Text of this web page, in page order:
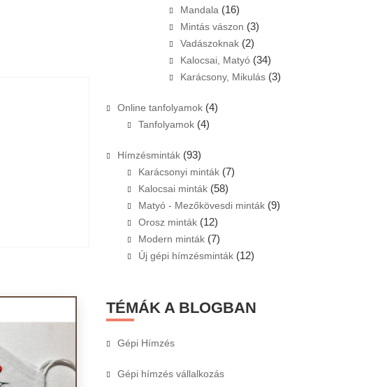
Mandala (16)
Mintás vászon (3)
Vadászoknak (2)
Kalocsai, Matyó (34)
Karácsony, Mikulás (3)
Online tanfolyamok (4)
Tanfolyamok (4)
Hímzésminták (93)
Karácsonyi minták (7)
Kalocsai minták (58)
Matyó - Mezőkövesdi minták (9)
Orosz minták (12)
Modern minták (7)
Új gépi hímzésminták (12)
TÉMÁK A BLOGBAN
Gépi Hímzés
Gépi hímzés vállalkozás